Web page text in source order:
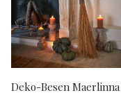
Deko-Besen Maerlinna